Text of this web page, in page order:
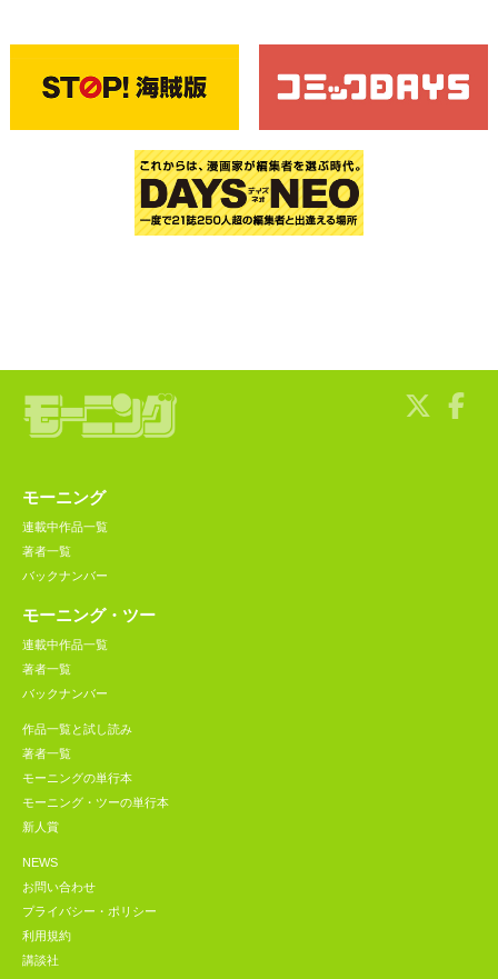
モーニング
連載中作品一覧
著者一覧
バックナンバー
モーニング・ツー
連載中作品一覧
著者一覧
バックナンバー
作品一覧と試し読み
著者一覧
モーニングの単行本
モーニング・ツーの単行本
新人賞
NEWS
お問い合わせ
プライバシー・ポリシー
利用規約
講談社